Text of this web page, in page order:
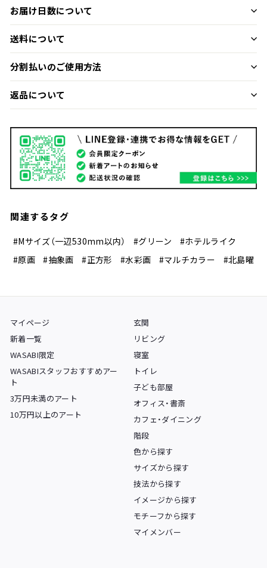
お届け日数について
送料について
分割払いのご使用方法
返品について
関連するタグ
#Mサイズ（一辺530mm以内） #グリーン
#ホテルライク
#原画
#抽象画 #正方形 #水彩画 #マルチカラー #北島曜
マイページ
新着一覧
WASABI限定
WASABIスタッフおすすめアー
ト
3万円未満のアート
10万円以上のアート
玄関
リビング
寝室
トイレ
子ども部屋
オフィス・書斎
カフェ・ダイニング
階段
色から探す
サイズから探す
技法から探す
イメージから探す
モチーフから探す
マイメンバー